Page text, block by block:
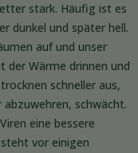
stark. Häufig ist es
dunkel und später hell.
auf und unser
Wärme drinnen und
schneller aus,
schwächt.
eine bessere
vor einigen